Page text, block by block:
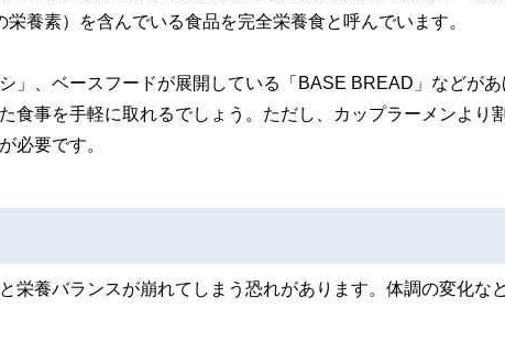
養素）を含んでいる食品を完全栄養食と呼んでいます。
」、ベースフードが展開している「BASE BREAD」などがあ
食事を手軽に取れるでしょう。ただし、カップラーメンより
必要です。
栄養バランスが崩れてしまう恐れがあります。体調の変化な